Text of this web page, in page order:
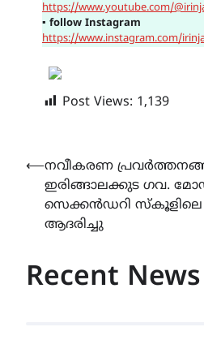
https://www.youtube.com/
▪ follow Instagram
https://www.instagram.com/
Post Views: 1,139
Post
navigation
⟵നവീകരണ
ഇരിങ്ങാലക്കുട ഗവ.
സെക്കൻഡറി സ്കൂളിലെ
ആദരിച്ചു
Recent News